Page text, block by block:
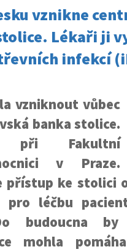
vznikne
Lékaři ji
infekcí
vzniknout vůbec
banka stolice.
při Fakultní
v Praze.
přístup ke stolici
léčbu
budoucna by
mohla